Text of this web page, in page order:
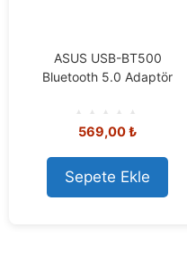
ASUS USB-BT500
Bluetooth 5.0 Adaptör
0
u
t
o
f
569,00₺
Sepete Ekle